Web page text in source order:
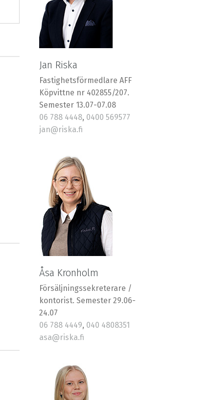
Jan Riska
Fastighetsförmedlare AFF
Köpvittne nr 402855/207.
Semester 13.07-07.08
06 788 4448, 0400 569577
jan@riska.fi
Åsa Kronholm
Försäljningssekreterare /
kontorist. Semester 29.06-
24.07
06 788 4449, 040 4808351
asa@riska.fi